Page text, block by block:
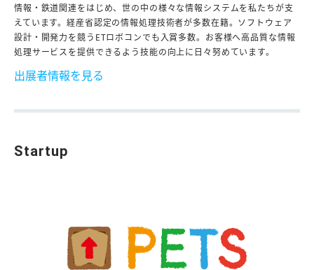
情報・鉄道関連をはじめ、世の中の様々な情報システムを私たちが⽀
えています。経産省認定の情報処理技術者が多数在籍。ソフトウェア
設計・開発⼒を競うETロボコンでも⼊賞多数。お客様へ⾼品質な情報
処理サービスを提供できるよう技能の向上に⽇々努めています。
出展者情報を見る
Startup